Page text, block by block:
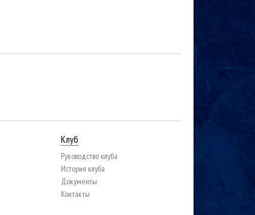
Клуб
Руководство клуба
История клуба
Документы
Контакты